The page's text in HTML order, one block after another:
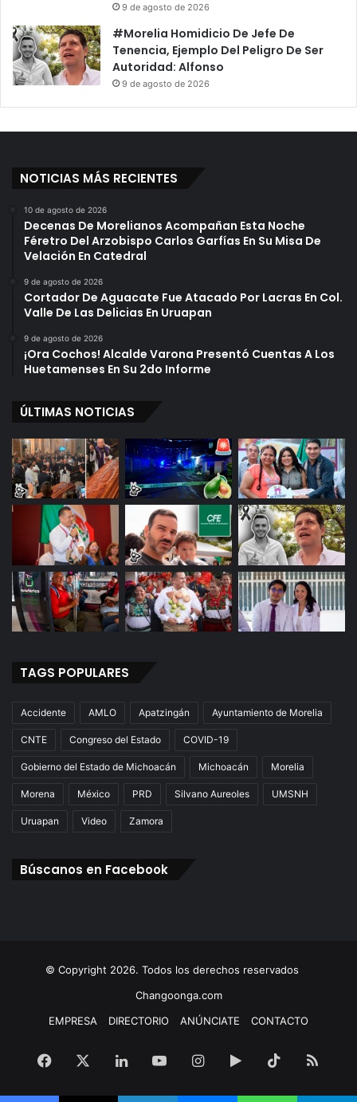
9 de agosto de 2026
#Morelia Homidicio De Jefe De
Tenencia, Ejemplo Del Peligro De Ser
Autoridad: Alfonso
9 de agosto de 2026
NOTICIAS MÁS RECIENTES
10 de agosto de 2026
Decenas De Morelianos Acompañan Esta Noche
Féretro Del Arzobispo Carlos Garfías En Su Misa De
Velación En Catedral
9 de agosto de 2026
Cortador De Aguacate Fue Atacado Por Lacras En Col.
Valle De Las Delicias En Uruapan
9 de agosto de 2026
¡Ora Cochos! Alcalde Varona Presentó Cuentas A Los
Huetamenses En Su 2do Informe
ÚLTIMAS NOTICIAS
TAGS POPULARES
Accidente AMLO Apatzingán Ayuntamiento de Morelia
CNTE Congreso del Estado COVID-19
Gobierno del Estado de Michoacán Michoacán Morelia
Morena México PRD Silvano Aureoles UMSNH
Uruapan Video Zamora
Búscanos en Facebook
© Copyright 2026. Todos los derechos reservados
Changoonga.com
EMPRESA
DIRECTORIO ANÚNCIATE CONTACTO
Facebook LinkedInYouTubeInstagram
Google
Play
TikTokRSS